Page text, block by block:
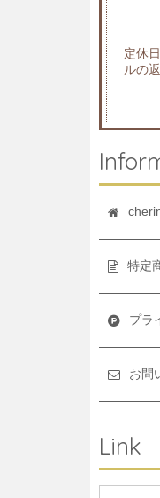
定休
ルの
特定
プラ
お問
Link